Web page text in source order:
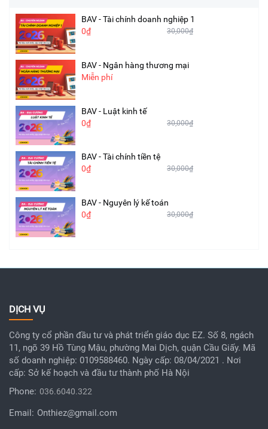
BAV - Tài chính doanh nghiệp 1
0₫
30,000₫
BAV - Ngân hàng thương mại
Miễn phí
BAV - Luật kinh tế
0₫
30,000₫
BAV - Tài chính tiền tệ
0₫
30,000₫
BAV - Nguyên lý kế toán
0₫
30,000₫
DỊCH VỤ
Công ty cổ phần đầu tư và phát triển giáo dục EZ. Số 8, ngách
11, ngõ 39 Hồ Tùng Mậu, phường Mai Dịch, quận Cầu Giấy. Mã
số doanh nghiệp: 0109588460. Ngày cấp: 08/04/2021 . Nơi
cấp: Sở kế hoạch và đầu tư thành phố Hà Nội
Phone: 036.6040.322
Email: Onthiez@gmail.com